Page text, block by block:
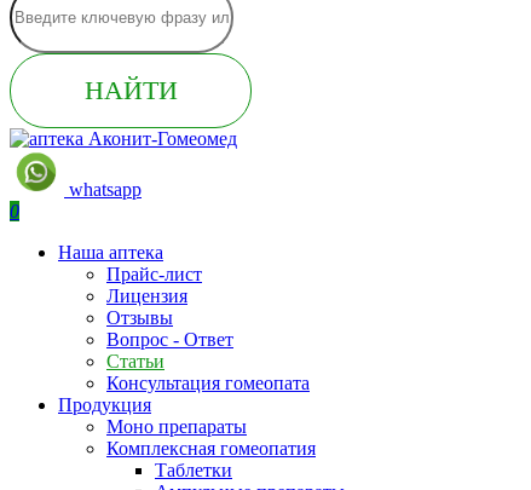
НАЙТИ
whatsapp
0
Наша аптека
Прайс-лист
Лицензия
Отзывы
Вопрос - Ответ
Статьи
Консультация гомеопата
Продукция
Моно препараты
Комплексная гомеопатия
Таблетки